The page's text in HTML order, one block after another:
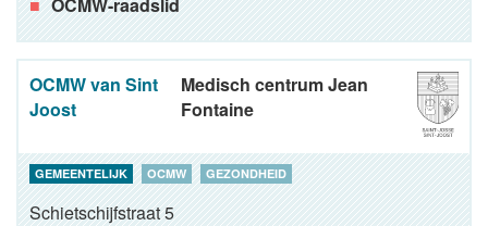
OCMW van Sint
Joost
Medisch centrum Jean
Fontaine
GEMEENTELIJK OCMW GEZONDHEID
Schietschijfstraat 5